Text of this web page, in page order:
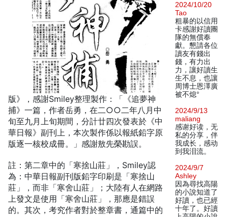
版》，感謝Smiley整理製作：「《追夢神
捕》一篇，作者岳勇，在二○○二年八月中
旬至九月上旬期間，分計廿四次發表於《中
華日報》副刊上，本次製作係以報紙鉛字原
版逐一核校成冊。」感謝敖先榮勘誤。
註：第二章中的「寒捨山莊」，Smiley認
為：中華日報副刊版鉛字印刷是「寒捨山
莊」，而非「寒舍山莊」；大陸有人在網路
上發文是使用「寒舍山莊」，那應是錯誤
的。其次，考究作者對於整章書，通篇中的
2024/10/20
Tao
粗暴的以信用
卡感謝好讀團
隊的無償奉
獻。懇請各位
讀友有錢出
錢，有力出
力，讓好讀生
生不息，也讓
周博士恩澤廣
被不熄°
2024/9/13
maliang
感谢好读，无
私的分享，伴
我成长，感动
到我泪流。
2024/9/7
Ashley
因為尋找高陽
的小說知道了
好讀，也已經
十年了。好讀